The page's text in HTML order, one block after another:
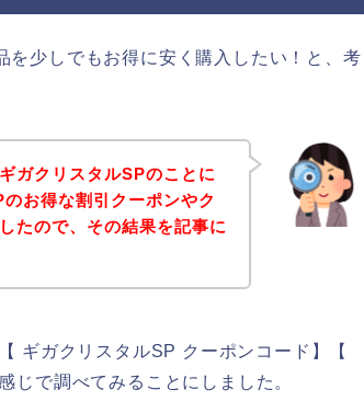
少しでもお得に安く購入したい！と、考
ガクリスタルSPのことに
お得な割引クーポンやク
たので、その結果を記事に
ギガクリスタルSP クーポンコード】【
じで調べてみることにしました。